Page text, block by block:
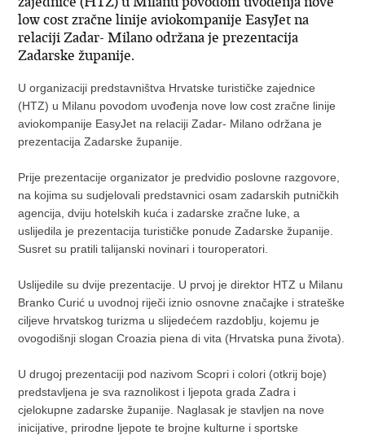
low cost zračne linije aviokompanije EasyJet na
relaciji Zadar- Milano održana je prezentacija
Zadarske županije.
U organizaciji predstavništva Hrvatske turističke zajednice
(HTZ) u Milanu povodom uvođenja nove low cost zračne linije
aviokompanije EasyJet na relaciji Zadar- Milano održana je
prezentacija Zadarske županije.
Prije prezentacije organizator je predvidio poslovne razgovore,
na kojima su sudjelovali predstavnici osam zadarskih putničkih
agencija, dviju hotelskih kuća i zadarske zračne luke, a
uslijedila je prezentacija turističke ponude Zadarske županije.
Susret su pratili talijanski novinari i touroperatori.
Uslijedile su dvije prezentacije. U prvoj je direktor HTZ u Milanu
Branko Curić u uvodnoj riječi iznio osnovne značajke i strateške
ciljeve hrvatskog turizma u slijedećem razdoblju, kojemu je
ovogodišnji slogan Croazia piena di vita (Hrvatska puna života).
U drugoj prezentaciji pod nazivom Scopri i colori (otkrij boje)
predstavljena je sva raznolikost i ljepota grada Zadra i
cjelokupne zadarske županije. Naglasak je stavljen na nove
inicijative, prirodne ljepote te brojne kulturne i sportske